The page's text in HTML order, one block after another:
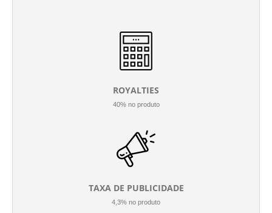
ROYALTIES
40% no produto
TAXA DE PUBLICIDADE
4,3% no produto